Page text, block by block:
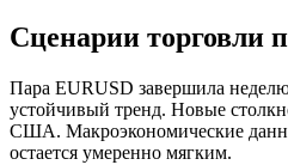
Сценарии торговли
Пара EURUSD завершила
устойчивый тренд. Новые
США. Макроэкономические
остается умеренно мягким.